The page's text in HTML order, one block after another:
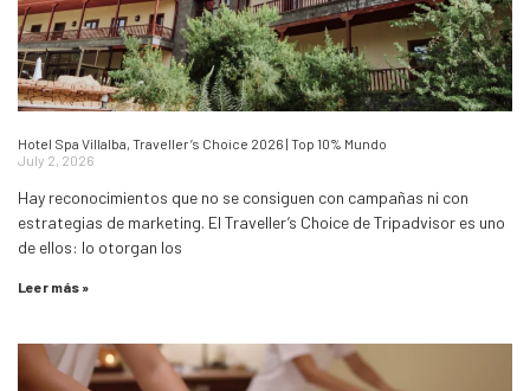
Hotel Spa Villalba, Traveller’s Choice 2026 | Top 10% Mundo
July 2, 2026
Hay reconocimientos que no se consiguen con campañas ni con
estrategias de marketing. El Traveller’s Choice de Tripadvisor es uno
de ellos: lo otorgan los
Leer más »